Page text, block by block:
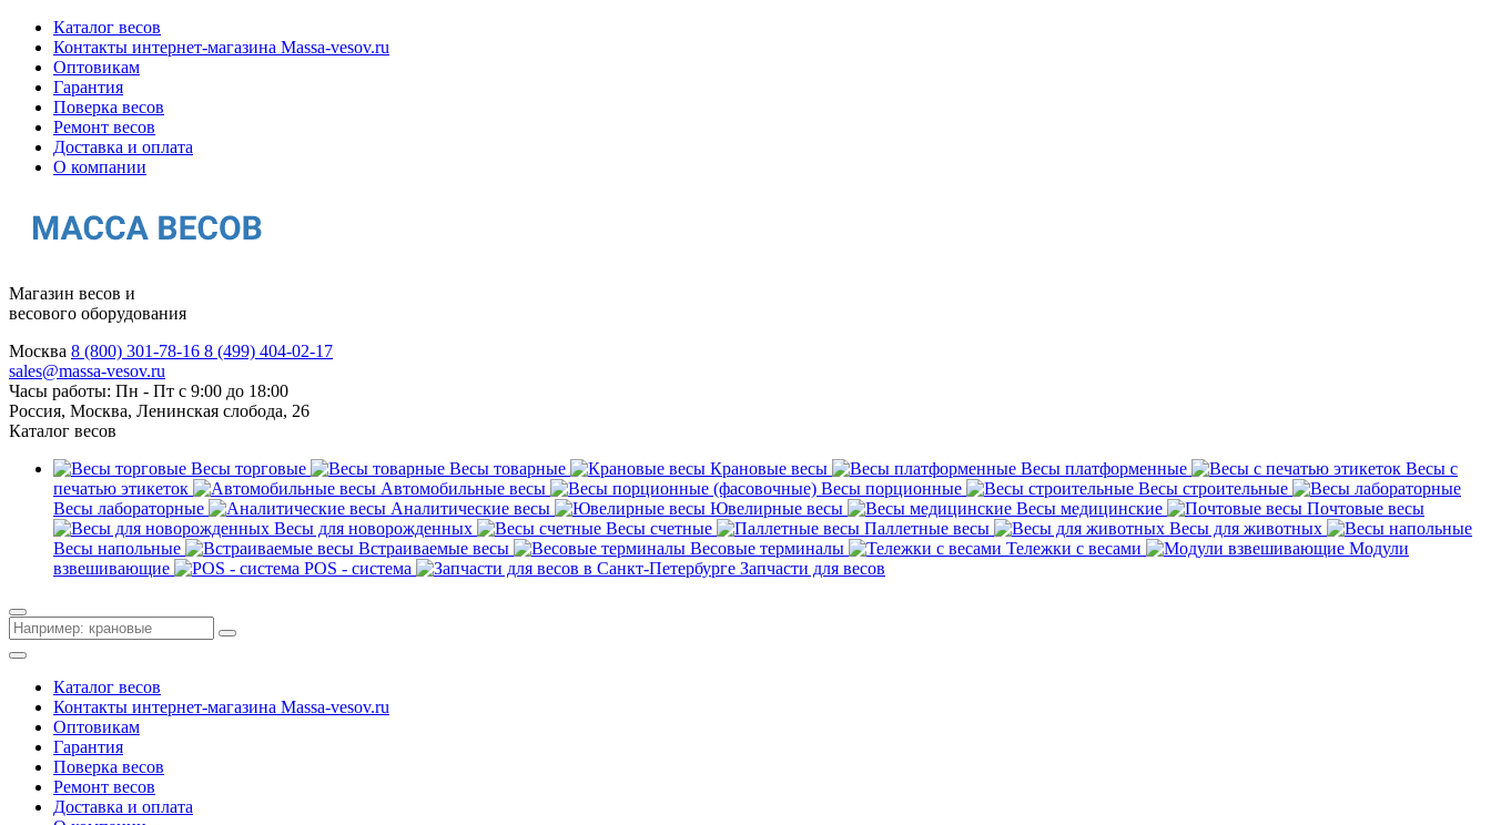
Каталог весов
Контакты интернет-магазина Мassa-vesov.ru
Оптовикам
Гарантия
Поверка весов
Ремонт весов
Доставка и оплата
О компании
Магазин весов и
весового оборудования
Москва 8 (800) 301-78-16 8 (499) 404-02-17
sales@massa-vesov.ru
Часы работы: Пн - Пт с 9:00 до 18:00
Россия, Москва, Ленинская слобода, 26
Каталог весов
Весы торговые
Весы товарные Крановые весы Весы платформенные
Весы с
печатью этикеток
Автомобильные весы Весы порционные
Весы строительные
Весы лабораторные
Аналитические весы Ювелирные весы Весы медицинские
Почтовые весы
Весы для новорожденных
Весы счетные Паллетные весы
Весы для животных
Весы напольные
Встраиваемые весы Весовые терминалы Тележки с весами
Модули
взвешивающие
POS - система Запчасти для весов
Каталог весов
Контакты интернет-магазина Мassa-vesov.ru
Оптовикам
Гарантия
Поверка весов
Ремонт весов
Доставка и оплата